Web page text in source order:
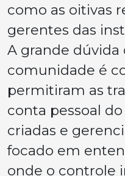
como as oitivas
gerentes das
A grande dúvida
comunidade é
permitiram as
conta pessoal
criadas e
focado em
onde o controle